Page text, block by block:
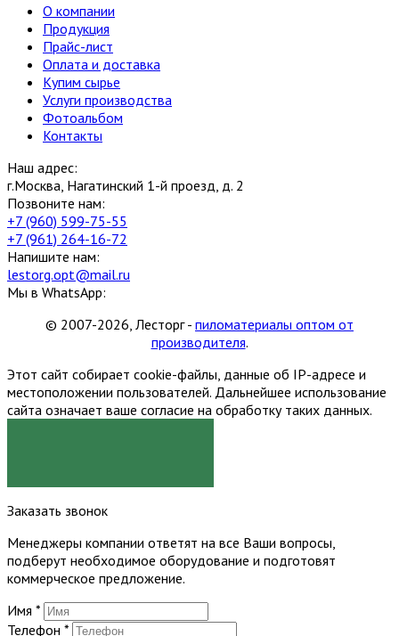
О компании
Продукция
Прайс-лист
Оплата и доставка
Купим сырье
Услуги производства
Фотоальбом
Контакты
Наш адрес:
г.Москва, Нагатинский 1-й проезд, д. 2
Позвоните нам:
+7 (960) 599-75-55
+7 (961) 264-16-72
Напишите нам:
lestorg.opt@mail.ru
Мы в WhatsApp:
© 2007-2026, Лесторг - пиломатериалы оптом от
производителя.
Этот сайт собирает cookie-файлы, данные об IP-адресе и
местоположении пользователей. Дальнейшее использование
сайта означает ваше согласие на обработку таких данных.
Заказать звонок
Менеджеры компании ответят на все Ваши вопросы,
подберут необходимое оборудование и подготовят
коммерческое предложение.
Имя *
Телефон *